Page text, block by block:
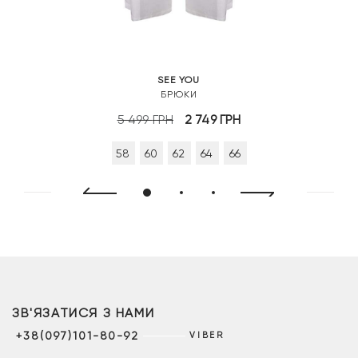
SEE YOU
БРЮКИ
5 499ГРН
Оригінальна
5
2 749ГРН
58 60 62 64 66
ЗВ'ЯЗАТИСЯ З НАМИ
+38(097)101-80-92 VIBER